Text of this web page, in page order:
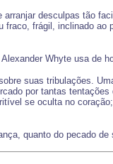
desculpas tão
frágil, inclinado
Whyte usa de
suas tribulações.
por tantas
se oculta no
quanto do pecado